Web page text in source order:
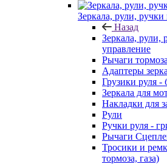
Зеркала, рули,
Назад
Зеркала, рули,
управление
Рычаги тормоза
Адаптеры
Грузики руля -
Зеркала для
Накладки для
Рули
Ручки руля -
Рычаги
Тросики и
тормоза, газа)